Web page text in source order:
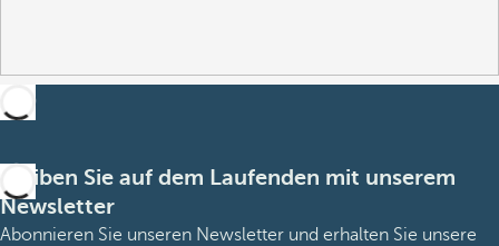
Bleiben Sie auf dem Laufenden mit unserem
Newsletter
Abonnieren Sie unseren Newsletter und erhalten Sie unsere